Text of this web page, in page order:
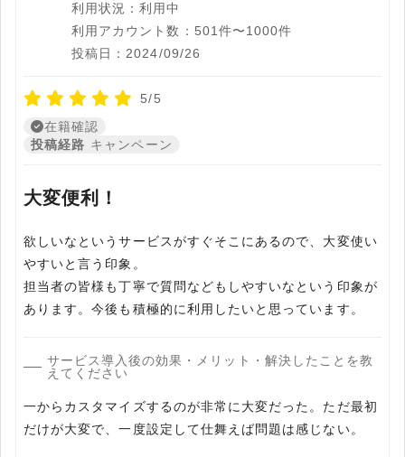
利用状況：利用中
利用アカウント数：501件〜1000件
投稿日：2024/09/26
5/5
在籍確認
投稿経路 キャンペーン
大変便利！
欲しいなというサービスがすぐそこにあるので、大変使い
やすいと言う印象。
担当者の皆様も丁寧で質問などもしやすいなという印象が
あります。今後も積極的に利用したいと思っています。
サービス導入後の効果・メリット・解決したことを教
えてください
一からカスタマイズするのが非常に大変だった。ただ最初
だけが大変で、一度設定して仕舞えば問題は感じない。